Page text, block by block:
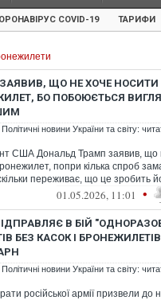
COVID-19 ТАРИФИ
ЩО НЕ ХОЧЕ НОСИТИ
БО ПОБОЮЄТЬСЯ
Політичні новини України та світу:
США Дональд Трамп заявив, що
попри кілька спроб
переживає, що це зробить
01.05.2026, 11:01 •
В БІЙ
БЕЗ КАСОК І
Політичні новини України та світу:
російської армії призвели до